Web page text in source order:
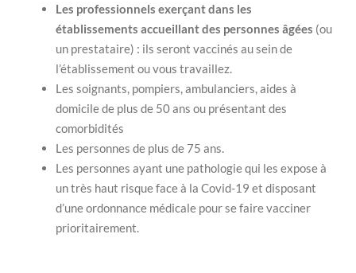
Les professionnels exerçant dans les
établissements accueillant des personnes âgées (ou
un prestataire) : ils seront vaccinés au sein de
l’établissement ou vous travaillez.
Les soignants, pompiers, ambulanciers, aides à
domicile de plus de 50 ans ou présentant des
comorbidités
Les personnes de plus de 75 ans.
Les personnes ayant une pathologie qui les expose à
un très haut risque face à la Covid-19 et disposant
d’une ordonnance médicale pour se faire vacciner
prioritairement.